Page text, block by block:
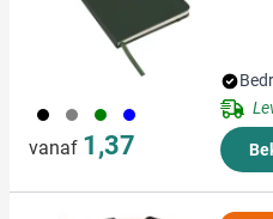
001 003 004 005
vanaf 1,37